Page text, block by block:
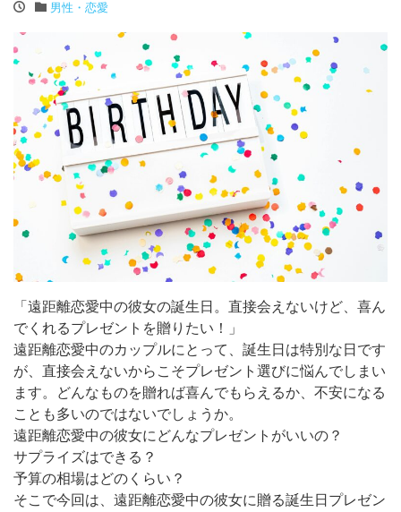
男性・恋愛
「遠距離恋愛中の彼女の誕生日。直接会えないけど、喜ん
でくれるプレゼントを贈りたい！」
遠距離恋愛中のカップルにとって、誕生日は特別な日です
が、直接会えないからこそプレゼント選びに悩んでしまい
ます。どんなものを贈れば喜んでもらえるか、不安になる
ことも多いのではないでしょうか。
遠距離恋愛中の彼女にどんなプレゼントがいいの？
サプライズはできる？
予算の相場はどのくらい？
そこで今回は、遠距離恋愛中の彼女に贈る誕生日プレゼン